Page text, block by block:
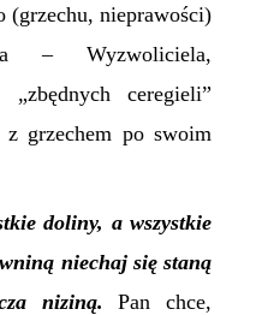
(grzechu, nieprawości)
– Wyzwoliciela,
ceregieli”
grzechem po swoim
doliny, a wszystkie
niechaj się staną
niziną. Pan chce,